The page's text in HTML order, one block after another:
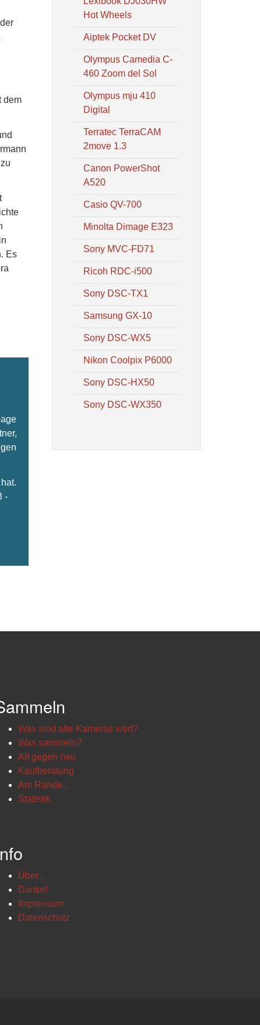
dem
Es
-
Hot Wheels
Aiptek Pocket DV
Olympus Camedia C-
460 Zoom del Sol
Olympus mju 410
Digital
Terratec TerraCAM
2move 1.3
Canon PowerShot
A520
Casio QV-700
Minolta Dimage E323
Sony MVC-FD71
Ricoh RDC-i500
Sony DSC-TX1
Samsung GX-10
Sony DSC-WX5
Nikon Coolpix P6000
Sony DSC-HX50
Sony DSC-WX350
Was sind alte Kameras wert?
Was sammeln?
Alt gegen neu
Kaufberatung
Am Rande...
Statistik
Über...
Danke!
Impressum
Datenschutz